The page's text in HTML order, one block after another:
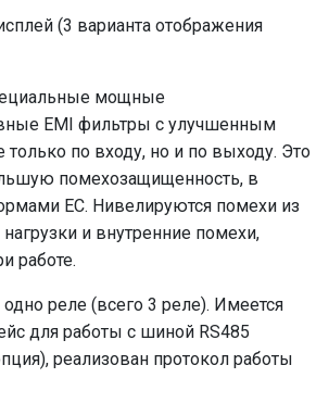
(3 варианта отображения
мощные
EMI фильтры с улучшенным
по входу, но и по выходу. Это
помехозащищенность, в
ЕС. Нивелируются помехи из
и внутренние помехи,
работе.
реле (всего 3 реле). Имеется
для работы с шиной RS485
реализован протокол работы